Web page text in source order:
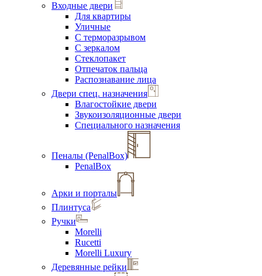
Входные двери
Для квартиры
Уличные
С терморазрывом
С зеркалом
Стеклопакет
Отпечаток пальца
Распознавание лица
Двери спец. назначения
Влагостойкие двери
Звукоизоляционные двери
Специального назначения
Пеналы (PenalBox)
PenalBox
Арки и порталы
Плинтуса
Ручки
Morelli
Rucetti
Morelli Luxury
Деревянные рейки